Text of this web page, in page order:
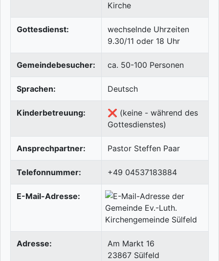
Kirche
Gottesdienst:
wechselnde Uhrzeiten
9.30/11 oder 18 Uhr
Gemeindebesucher: ca. 50-100 Personen
Sprachen: Deutsch
Kinderbetreuung:
❌ (keine - während des
Gottesdienstes)
Ansprechpartner: Pastor Steffen Paar
Telefonnummer: +49 04537183884
E-Mail-Adresse:
Adresse:
Am Markt 16
23867 Sülfeld